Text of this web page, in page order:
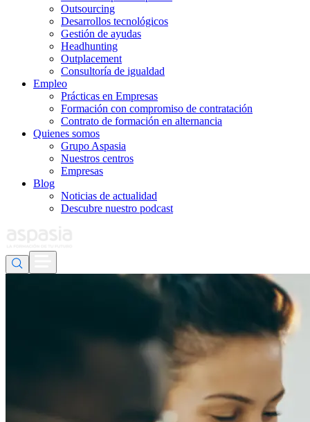
Outsourcing
Desarrollos tecnológicos
Gestión de ayudas
Headhunting
Outplacement
Consultoría de igualdad
Empleo
Prácticas en Empresas
Formación con compromiso de contratación
Contrato de formación en alternancia
Quienes somos
Grupo Aspasia
Nuestros centros
Empresas
Blog
Noticias de actualidad
Descubre nuestro podcast